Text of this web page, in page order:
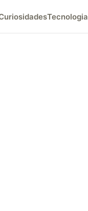
Tecnologia